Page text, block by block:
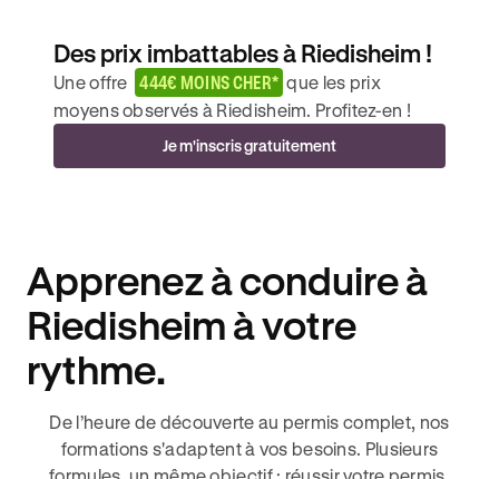
Des prix imbattables à Riedisheim !
Une offre 444€ MOINS CHER* que les prix
moyens observés à Riedisheim. Profitez-en !
Je m'inscris gratuitement
Apprenez à conduire à
Riedisheim à votre
rythme.
De l’heure de découverte au permis complet, nos
formations s'adaptent à vos besoins. Plusieurs
formules, un même objectif : réussir votre permis.